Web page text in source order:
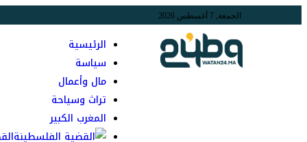
الجمعة, 7 أغسطس 2026
الرئيسية
سياسة
مال وأعمال
تراث وسياحة
المغرب الكبير